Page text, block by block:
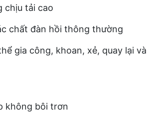
chịu tải cao
chất đàn hồi thông thường
gia công, khoan, xẻ, quay lại
không bôi trơn